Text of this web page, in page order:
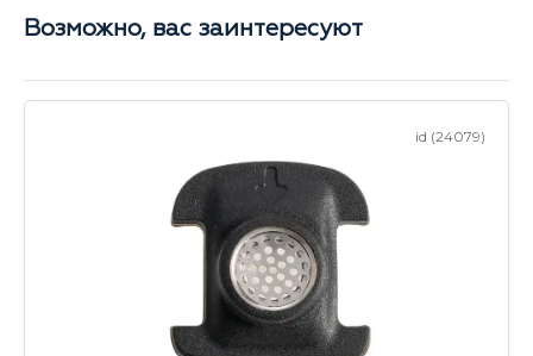
Возможно, вас заинтересуют
id (24079)